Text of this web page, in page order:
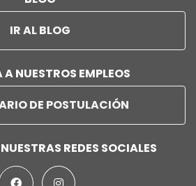
IR AL BLOG
A NUESTROS EMPLEOS
DE POSTULACIÓN
REDES SOCIALES